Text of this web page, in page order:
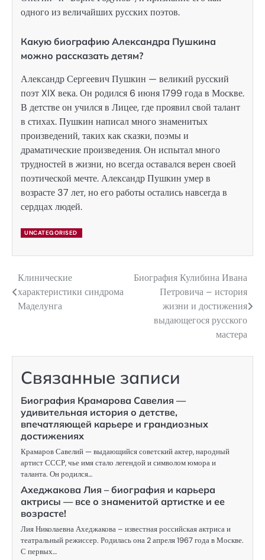
одного из величайших русских поэтов.
Какую биографию Александра Пушкина
можно рассказать детям?
Александр Сергеевич Пушкин — великий русский
поэт XIX века. Он родился 6 июня 1799 года в Москве.
В детстве он учился в Лицее, где проявил свой талант
в стихах. Пушкин написал много знаменитых
произведений, таких как сказки, поэмы и
драматические произведения. Он испытал много
трудностей в жизни, но всегда оставался верен своей
поэтической мечте. Александр Пушкин умер в
возрасте 37 лет, но его работы остались навсегда в
сердцах людей.
UNCATEGORISED
Навигация
по
Клинические
характеристики синдрома
Маделунга
Биография Кулибина Ивана
Петровича – история
жизни и достижения
выдающегося русского
мастера
Связанные записи
Биография Крамарова Савелия —
удивительная история о детстве,
впечатляющей карьере и грандиозных
достижениях
Крамаров Савелий — выдающийся советский актер, народный
артист СССР, чье имя стало легендой и символом юмора и
таланта. Он родился…
Ахеджакова Лия – биография и карьера
актрисы — все о знаменитой артистке и ее
возрасте!
Лия Николаевна Ахеджакова – известная российская актриса и
театральный режиссер. Родилась она 2 апреля 1967 года в Москве.
С первых…